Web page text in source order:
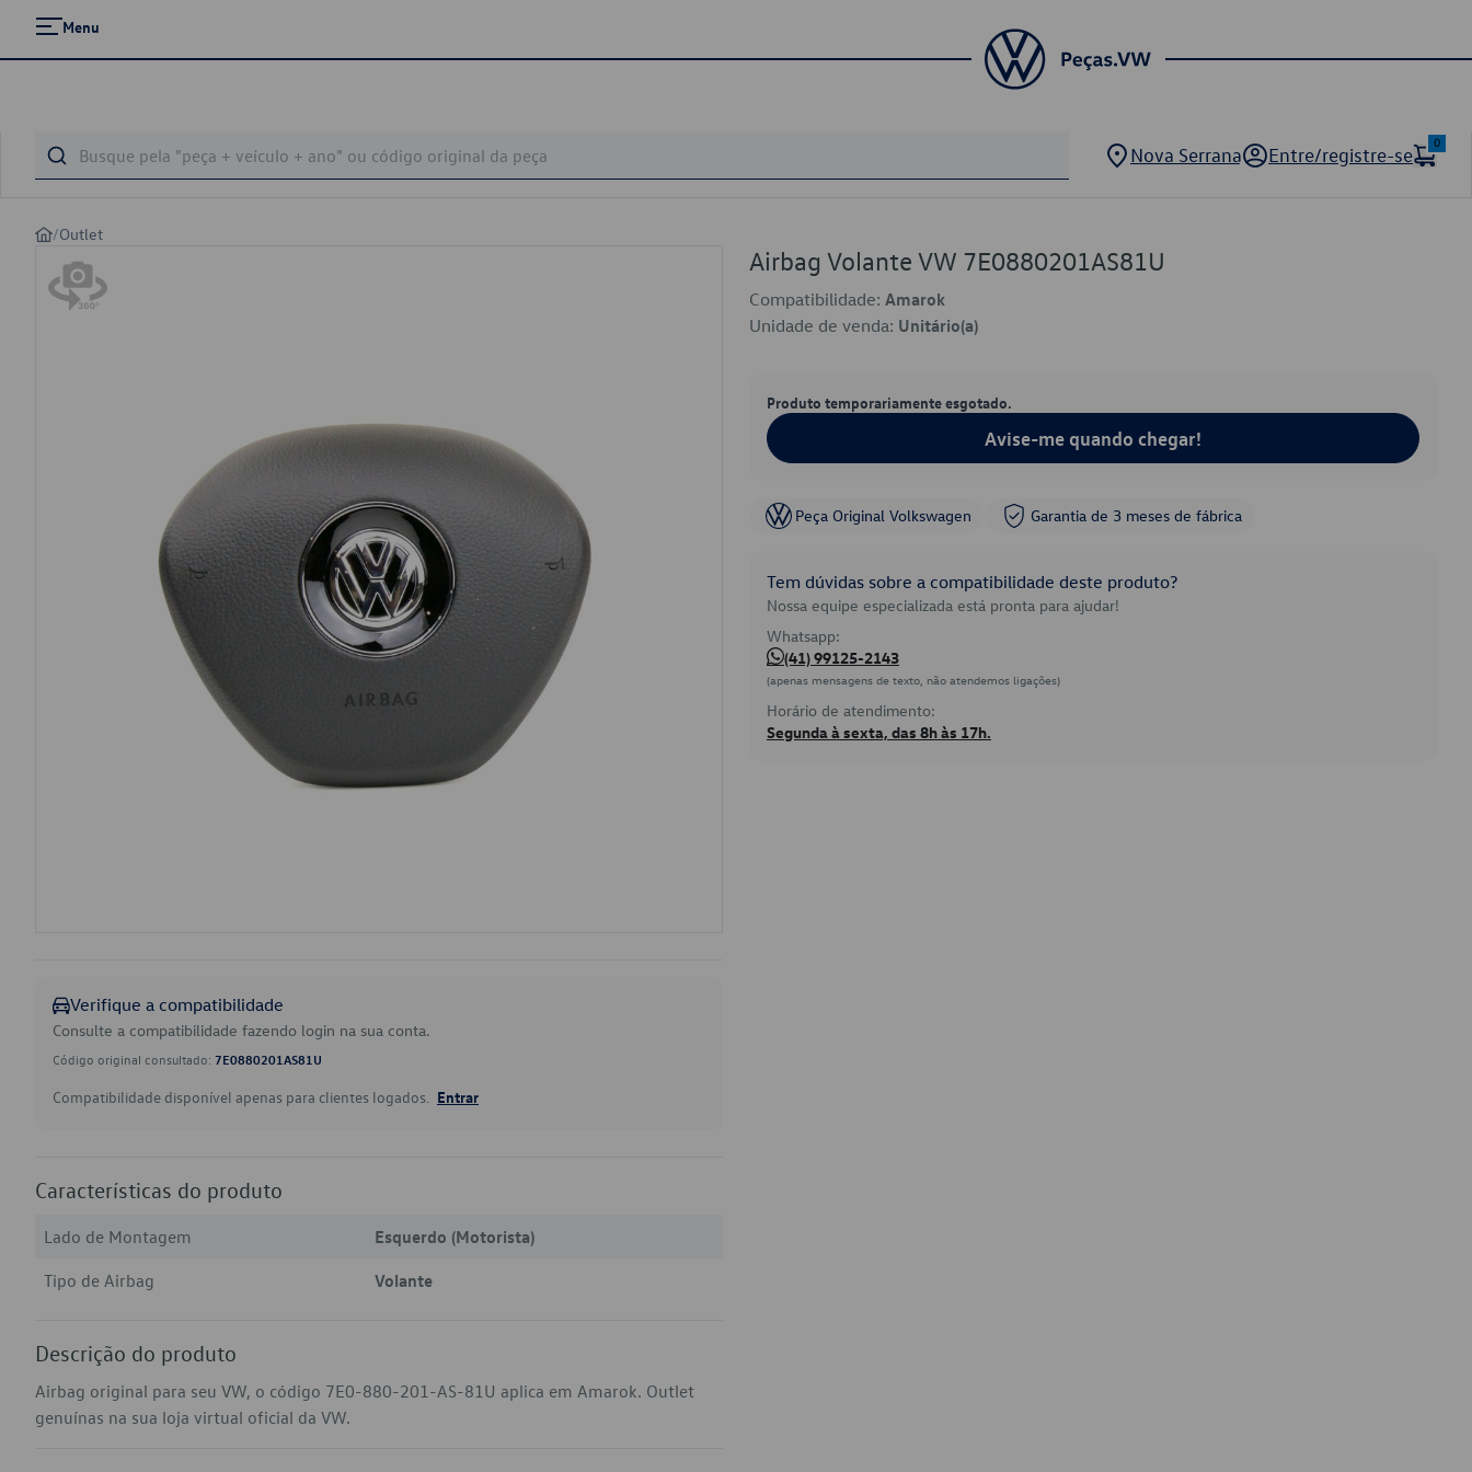
Menu
Nova Serrana Entre/registre-se
0
/Outlet
Verifique a compatibilidade
Consulte a compatibilidade fazendo login na sua conta.
Código original consultado: 7E0880201AS81U
Compatibilidade disponível apenas para clientes logados. Entrar
Características do produto
Lado de Montagem
Esquerdo (Motorista)
Tipo de Airbag
Volante
Descrição do produto
Airbag original para seu VW, o código 7E0-880-201-AS-81U aplica em Amarok. Outlet
genuínas na sua loja virtual oficial da VW.
Airbag Volante VW 7E0880201AS81U
Compatibilidade: Amarok
Unidade de venda: Unitário(a)
Produto temporariamente esgotado.
Avise-me quando chegar!
Peça Original Volkswagen Garantia de 3 meses de fábrica
Tem dúvidas sobre a compatibilidade deste produto?
Nossa equipe especializada está pronta para ajudar!
Whatsapp:
(41) 99125-2143
(apenas mensagens de texto, não atendemos ligações)
Horário de atendimento:
Segunda à sexta, das 8h às 17h.